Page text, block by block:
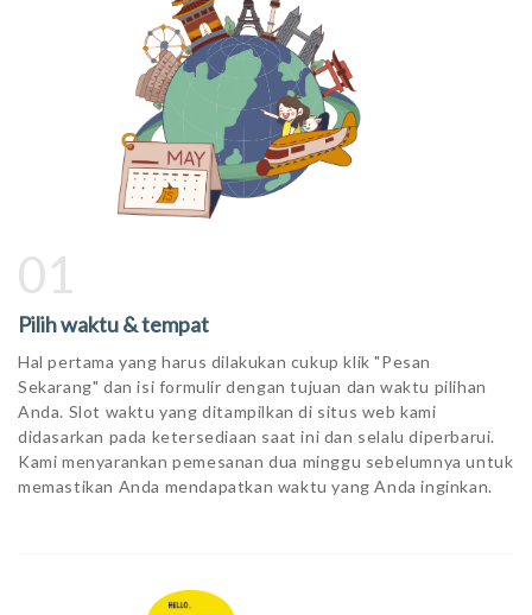
01
Pilih waktu & tempat
Hal pertama yang harus dilakukan cukup klik "Pesan
Sekarang" dan isi formulir dengan tujuan dan waktu pilihan
Anda. Slot waktu yang ditampilkan di situs web kami
didasarkan pada ketersediaan saat ini dan selalu diperbarui.
Kami menyarankan pemesanan dua minggu sebelumnya untuk
memastikan Anda mendapatkan waktu yang Anda inginkan.